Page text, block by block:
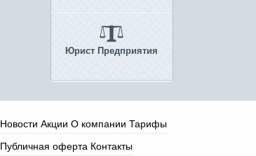
Юрист Предприятия
Новости Акции О компании Тарифы
Публичная оферта Контакты